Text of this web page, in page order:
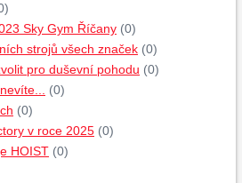
Sky Gym Říčany (0)
strojů všech značek (0)
pro duševní pohodu (0)
(0)
(0)
v roce 2025 (0)
HOIST (0)